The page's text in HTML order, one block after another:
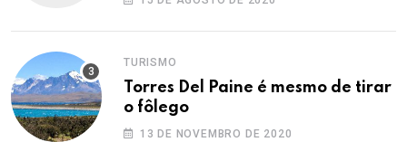
TURISMO
Torres Del Paine é mesmo de tirar
o fôlego
13 DE NOVEMBRO DE 2020